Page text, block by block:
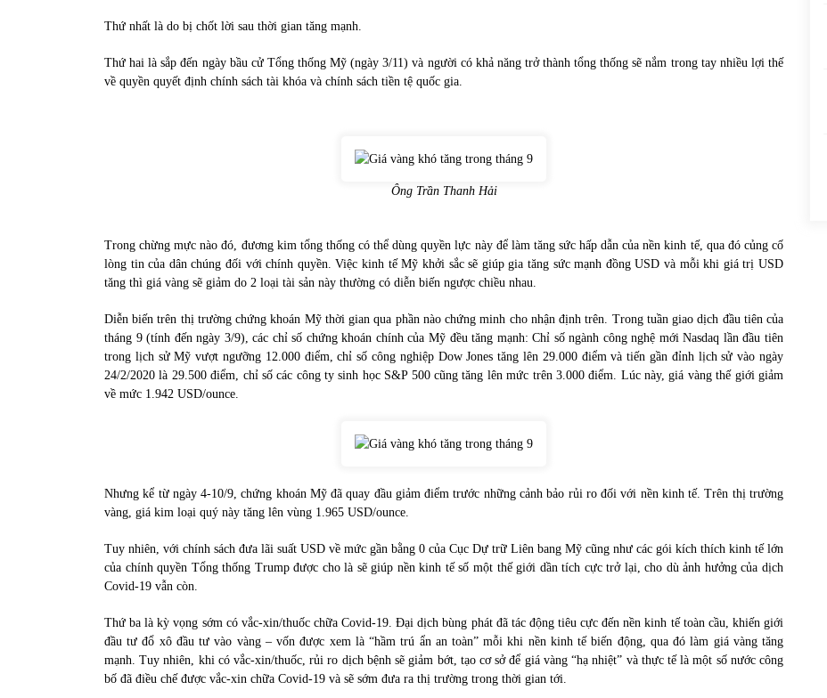
Thứ nhất là do bị chốt lời sau thời gian tăng mạnh.
Thứ hai là sắp đến ngày bầu cử Tổng thống Mỹ (ngày 3/11) và người có khả năng trở thành tổng thống sẽ nắm trong tay nhiều lợi thế
về quyền quyết định chính sách tài khóa và chính sách tiền tệ quốc gia.
Ông Trần Thanh Hải
Trong chừng mực nào đó, đương kim tổng thống có thể dùng quyền lực này để làm tăng sức hấp dẫn của nền kinh tế, qua đó củng cố
lòng tin của dân chúng đối với chính quyền. Việc kinh tế Mỹ khởi sắc sẽ giúp gia tăng sức mạnh đồng USD và mỗi khi giá trị USD
tăng thì giá vàng sẽ giảm do 2 loại tài sản này thường có diễn biến ngược chiều nhau.
Diễn biến trên thị trường chứng khoán Mỹ thời gian qua phần nào chứng minh cho nhận định trên. Trong tuần giao dịch đầu tiên của
tháng 9 (tính đến ngày 3/9), các chỉ số chứng khoán chính của Mỹ đều tăng mạnh: Chỉ số ngành công nghệ mới Nasdaq lần đầu tiên
trong lịch sử Mỹ vượt ngưỡng 12.000 điểm, chỉ số công nghiệp Dow Jones tăng lên 29.000 điểm và tiến gần đỉnh lịch sử vào ngày
24/2/2020 là 29.500 điểm, chỉ số các công ty sinh học S&P 500 cũng tăng lên mức trên 3.000 điểm. Lúc này, giá vàng thế giới giảm
về mức 1.942 USD/ounce.
Nhưng kể từ ngày 4-10/9, chứng khoán Mỹ đã quay đầu giảm điểm trước những cảnh bảo rủi ro đối với nền kinh tế. Trên thị trường
vàng, giá kim loại quý này tăng lên vùng 1.965 USD/ounce.
Tuy nhiên, với chính sách đưa lãi suất USD về mức gần bằng 0 của Cục Dự trữ Liên bang Mỹ cũng như các gói kích thích kinh tế lớn
của chính quyền Tổng thống Trump được cho là sẽ giúp nền kinh tế số một thế giới dần tích cực trở lại, cho dù ảnh hưởng của dịch
Covid-19 vẫn còn.
Thứ ba là kỳ vọng sớm có vắc-xin/thuốc chữa Covid-19. Đại dịch bùng phát đã tác động tiêu cực đến nền kinh tế toàn cầu, khiến giới
đầu tư đổ xô đầu tư vào vàng – vốn được xem là “hầm trú ẩn an toàn” mỗi khi nền kinh tế biến động, qua đó làm giá vàng tăng
mạnh. Tuy nhiên, khi có vắc-xin/thuốc, rủi ro dịch bệnh sẽ giảm bớt, tạo cơ sở để giá vàng “hạ nhiệt” và thực tế là một số nước công
bố đã điều chế được vắc-xin chữa Covid-19 và sẽ sớm đưa ra thị trường trong thời gian tới.